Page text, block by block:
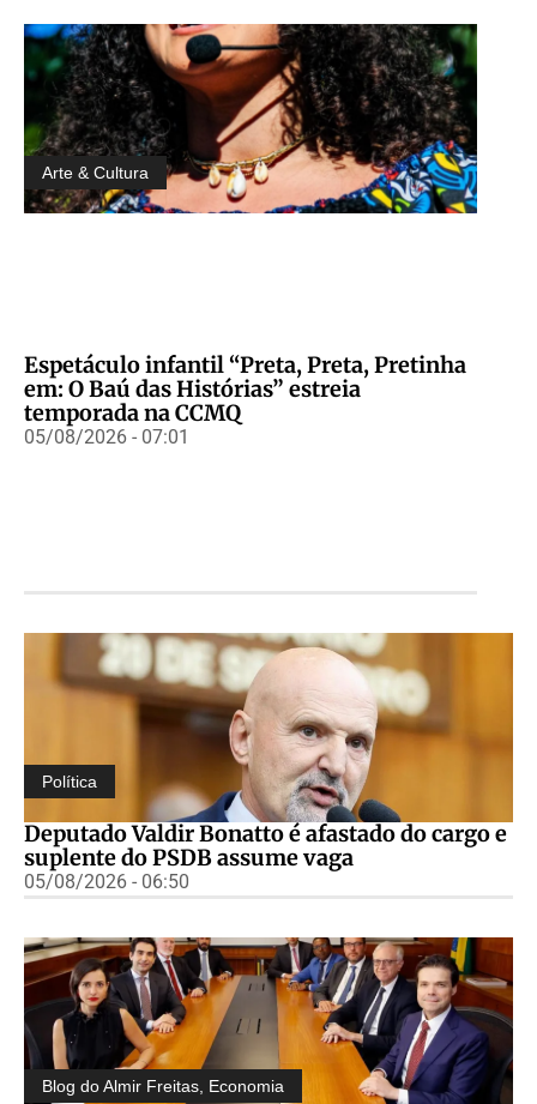
Arte & Cultura
Espetáculo infantil “Preta, Preta, Pretinha
em: O Baú das Histórias” estreia
temporada na CCMQ
05/08/2026 - 07:01
Política
Deputado Valdir Bonatto é afastado do cargo e
suplente do PSDB assume vaga
05/08/2026 - 06:50
Blog do Almir Freitas Economia